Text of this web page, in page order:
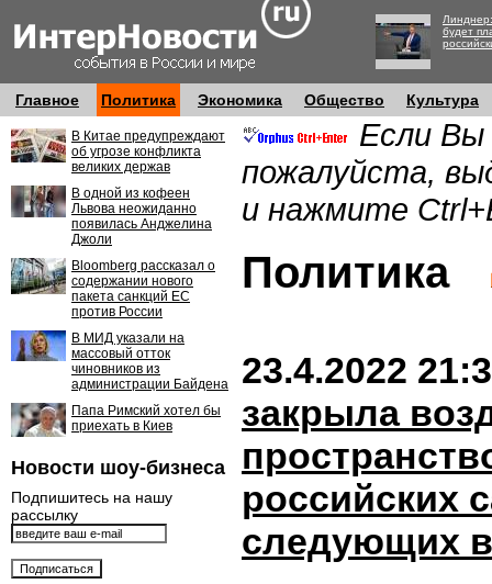
будет
Главное Политика Экономика Общество Культура
В Китае предупреждают
об угрозе конфликта
великих держав
В одной из кофеен
Львова неожиданно
появилась Анджелина
Джоли
Bloomberg рассказал о
содержании нового
пакета санкций ЕС
против России
В МИД указали на
массовый отток
чиновников из
администрации Байдена
Папа Римский хотел бы
приехать в Киев
Новости шоу-бизнеса
Подпишитесь на нашу
рассылку
Если Вы
пожалуйста,
и нажмите
Политика
23.4.2022
закрыла
российских
следующих